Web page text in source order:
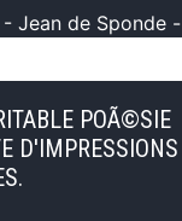
- Jean de Sponde -
POÃ©SIE
D'IMPRESSIONS